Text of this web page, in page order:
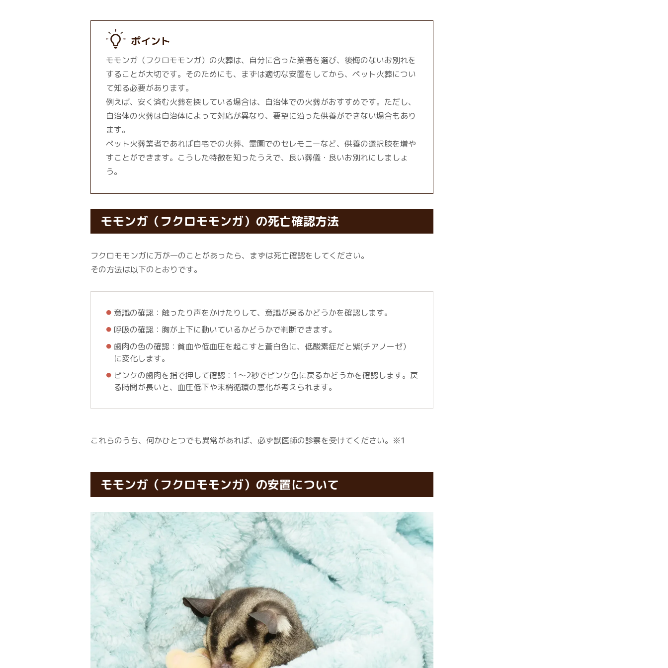
ポイント
モモンガ（フクロモモンガ）の火葬は、自分に合った業者を選び、後悔のないお別れを
することが大切です。そのためにも、まずは適切な安置をしてから、ペット火葬につい
て知る必要があります。
例えば、安く済む火葬を探している場合は、自治体での火葬がおすすめです。ただし、
自治体の火葬は自治体によって対応が異なり、要望に沿った供養ができない場合もあり
ます。
ペット火葬業者であれば自宅での火葬、霊園でのセレモニーなど、供養の選択肢を増や
すことができます。こうした特徴を知ったうえで、良い葬儀・良いお別れにしましょ
う。
モモンガ（フクロモモンガ）の死亡確認方法
フクロモモンガに万が一のことがあったら、まずは死亡確認をしてください。
その方法は以下のとおりです。
意識の確認：触ったり声をかけたりして、意識が戻るかどうかを確認します。
呼吸の確認：胸が上下に動いているかどうかで判断できます。
歯肉の色の確認：貧血や低血圧を起こすと蒼白色に、低酸素症だと紫(チアノーゼ）
に変化します。
ピンクの歯肉を指で押して確認：1～2秒でピンク色に戻るかどうかを確認します。戻
る時間が長いと、血圧低下や末梢循環の悪化が考えられます。
これらのうち、何かひとつでも異常があれば、必ず獣医師の診察を受けてください。※1
モモンガ（フクロモモンガ）の安置について